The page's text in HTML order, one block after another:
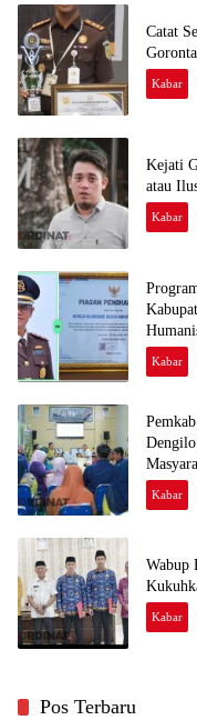
Catat
Kabar
Kejati
atau
Kabar
Kabar
Kabar
Wabup
Kabar
Pos Terbaru